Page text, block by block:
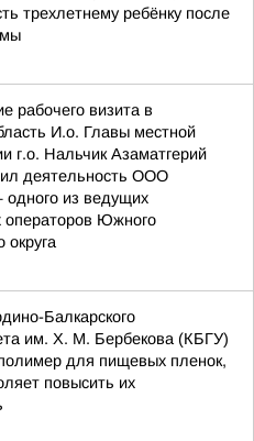
трехлетнему ребёнку после
рабочего визита в
И.о. Главы местной
г.о. Нальчик Азаматгерий
деятельность ООО
из ведущих
операторов Южного
Балкарского
им. Х. М. Бербекова (КБГУ)
для пищевых пленок,
повысить их